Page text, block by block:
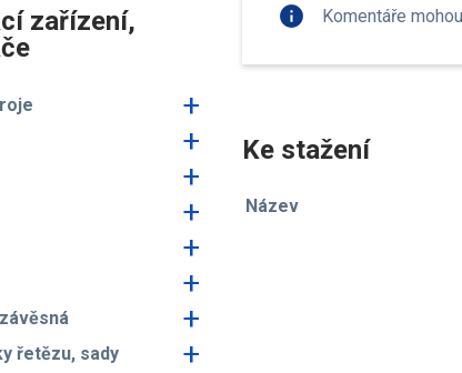
zařízení,
+
+
+
+
+
+
+
řetězu, sady
+
info Komentáře
Ke stažení
Název